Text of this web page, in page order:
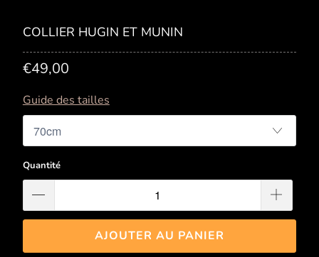
COLLIER HUGIN ET MUNIN
€49,00
Guide des tailles
Quantité
AJOUTER AU PANIER